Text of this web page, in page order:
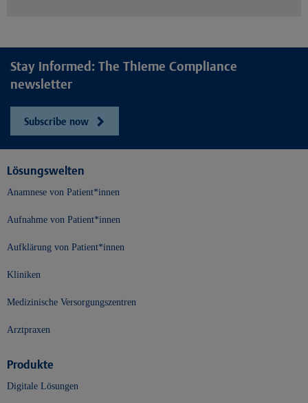
Stay informed: The Thieme Compliance
newsletter
Subscribe now
Lösungswelten
Anamnese von Patient*innen
Aufnahme von Patient*innen
Aufklärung von Patient*innen
Kliniken
Medizinische Versorgungszentren
Arztpraxen
Produkte
Digitale Lösungen